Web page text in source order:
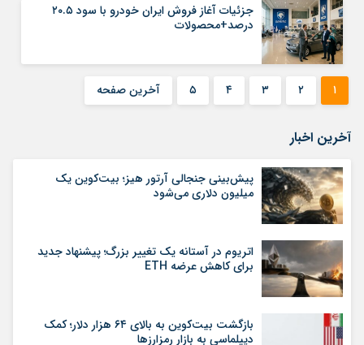
جزئیات آغاز فروش ایران خودرو با سود ۲۰.۵
درصد+محصولات
۱ ۲ ۳ ۴ ۵ آخرین صفحه
آخرین اخبار
پیش‌بینی جنجالی آرتور هیز؛ بیت‌کوین یک
میلیون دلاری می‌شود
اتریوم در آستانه یک تغییر بزرگ؛ پیشنهاد جدید
برای کاهش عرضه ETH
بازگشت بیت‌کوین به بالای ۶۴ هزار دلار؛ کمک
دیپلماسی به بازار رمزارزها